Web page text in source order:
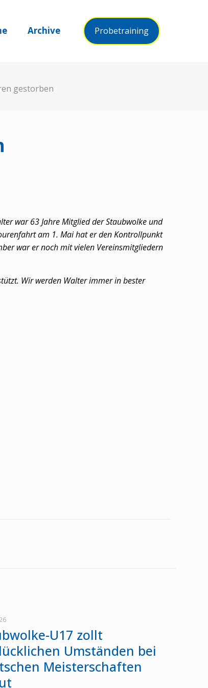
Archive Probetraining
gestorben
war 63 Jahre Mitglied der Staubwolke und
am 1. Mai hat er den Kontrollpunkt
war er noch mit vielen Vereinsmitgliedern
Wir werden Walter immer in bester
U17 zollt
Umständen bei
Meisterschaften